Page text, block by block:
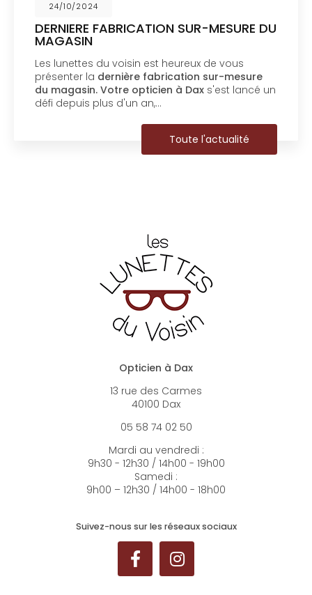
24/10/2024
DERNIERE FABRICATION SUR-MESURE DU
MAGASIN
Les lunettes du voisin est heureux de vous
présenter ladernière fabrication sur-mesure
du magasin. Votre opticien à Daxs'est lancé un
défi depuis plus d'un an,…
Toute l'actualité
Opticien à Dax
13 rue des Carmes
40100 Dax
05 58 74 02 50
Mardi au vendredi :
9h30 - 12h30 / 14h00 - 19h00
Samedi :
9h00 – 12h30 / 14h00 - 18h00
Suivez-nous sur les réseaux sociaux